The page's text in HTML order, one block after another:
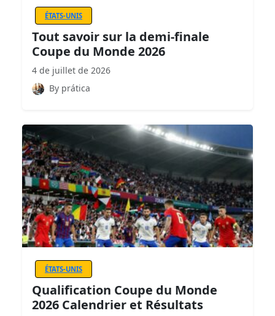
ÉTATS-UNIS
Tout savoir sur la demi-finale
Coupe du Monde 2026
4 de juillet de 2026
By prática
ÉTATS-UNIS
Qualification Coupe du Monde
2026 Calendrier et Résultats